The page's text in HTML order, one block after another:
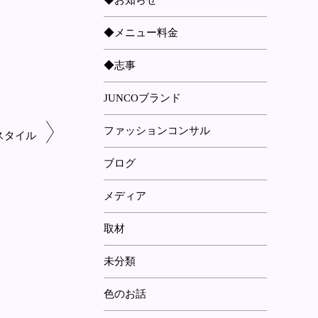
タイル
◆メニュー料金
◆志事
JUNCOブランド
ファッションコンサル
ブログ
メディア
取材
未分類
色のお話